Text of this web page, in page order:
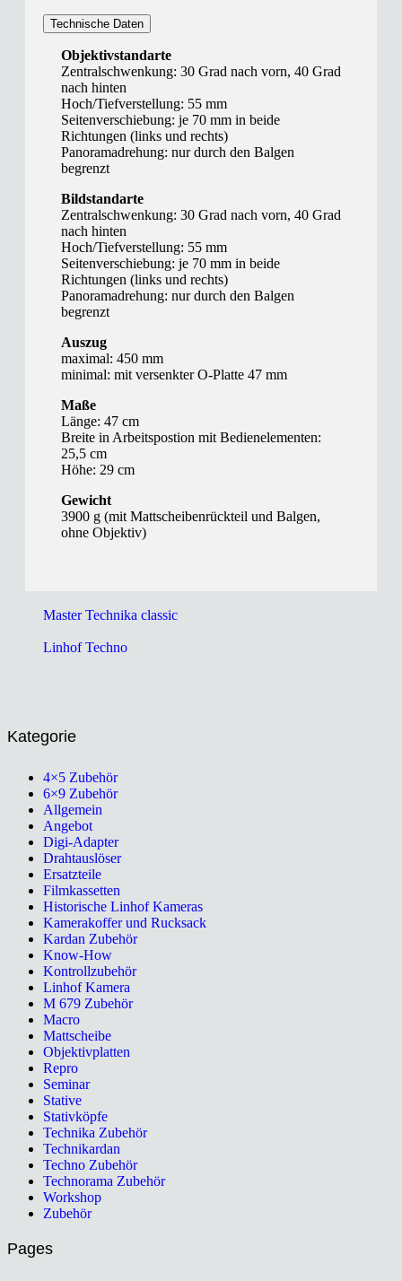
Technische Daten
Objektivstandarte
Zentralschwenkung: 30 Grad nach vorn, 40 Grad
nach hinten
Hoch/Tiefverstellung: 55 mm
Seitenverschiebung: je 70 mm in beide
Richtungen (links und rechts)
Panoramadrehung: nur durch den Balgen
begrenzt
Bildstandarte
Zentralschwenkung: 30 Grad nach vorn, 40 Grad
nach hinten
Hoch/Tiefverstellung: 55 mm
Seitenverschiebung: je 70 mm in beide
Richtungen (links und rechts)
Panoramadrehung: nur durch den Balgen
begrenzt
Auszug
maximal: 450 mm
minimal: mit versenkter O-Platte 47 mm
Maße
Länge: 47 cm
Breite in Arbeitspostion mit Bedienelementen:
25,5 cm
Höhe: 29 cm
Gewicht
3900 g (mit Mattscheibenrückteil und Balgen,
ohne Objektiv)
Master Technika classic
Linhof Techno
Kategorie
4×5 Zubehör
6×9 Zubehör
Allgemein
Angebot
Digi-Adapter
Drahtauslöser
Ersatzteile
Filmkassetten
Historische Linhof Kameras
Kamerakoffer und Rucksack
Kardan Zubehör
Know-How
Kontrollzubehör
Linhof Kamera
M 679 Zubehör
Macro
Mattscheibe
Objektivplatten
Repro
Seminar
Stative
Stativköpfe
Technika Zubehör
Technikardan
Techno Zubehör
Technorama Zubehör
Workshop
Zubehör
Pages